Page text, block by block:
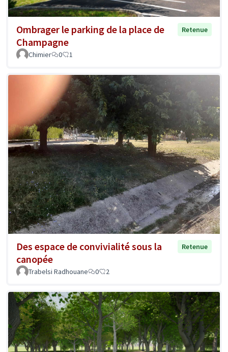
Ombrager le parking de la place de
Champagne
Retenue
Chimier 0 1
Des espace de convivialité sous la
canopée
Retenue
Trabelsi Radhouane 0 2